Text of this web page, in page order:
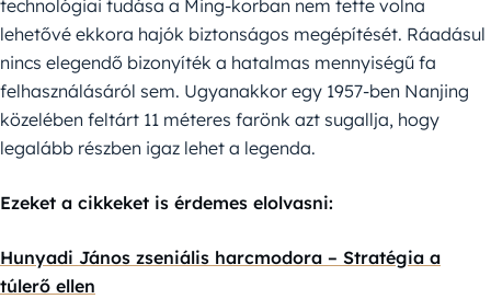
technológiai tudása a Ming-korban nem tette volna
lehetővé ekkora hajók biztonságos megépítését. Ráadásul
nincs elegendő bizonyíték a hatalmas mennyiségű fa
felhasználásáról sem. Ugyanakkor egy 1957-ben Nanjing
közelében feltárt 11 méteres farönk azt sugallja, hogy
legalább részben igaz lehet a legenda.
Ezeket a cikkeket is érdemes elolvasni:
Hunyadi János zseniális harcmodora – Stratégia a
túlerő ellen